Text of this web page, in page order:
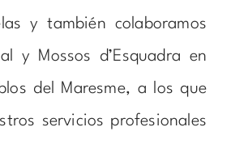
y también colaboramos
y Mossos d’Esquadra en
del Maresme, a los que
servicios profesionales